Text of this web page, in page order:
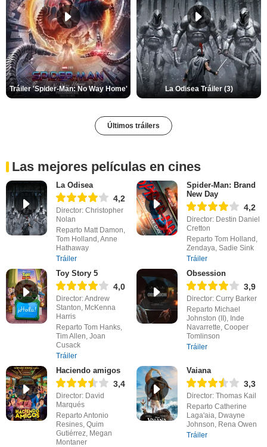
Tráiler 'Spider-Man: No Way Home' La Odisea Tráiler (3)
Últimos tráilers
Las mejores películas en cines
La Odisea
4,2
Director: Christopher
Nolan
Reparto Matt Damon,
Tom Holland, Anne
Hathaway
Tráiler
Spider-Man: Brand
New Day
4,2
Director: Destin Daniel
Cretton
Reparto Tom Holland,
Zendaya, Sadie Sink
Tráiler
Toy Story 5
4,0
Director: Andrew
Stanton, McKenna
Harris
Reparto Tom Hanks,
Tim Allen, Joan
Cusack
Tráiler
Obsession
3,9
Director: Curry Barker
Reparto Michael
Johnston (II), Inde
Navarrette, Cooper
Tomlinson
Tráiler
Haciendo amigos
3,4
Director: David
Marqués
Reparto Antonio
Resines, Quim
Gutiérrez, Megan
Montaner
Vaiana
3,3
Director: Thomas Kail
Reparto Catherine
Laga'aia, Dwayne
Johnson, Rena Owen
Tráiler